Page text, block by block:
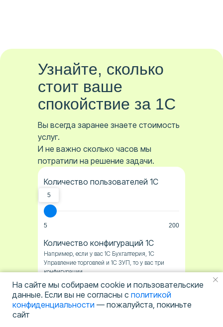
На сайте мы собираем cookie и пользовательские
данные. Если вы не согласны с политикой
конфиденциальности — пожалуйста, покиньте
сайт
Узнайте, сколько
стоит ваше
спокойствие за 1С
Количество пользователей 1С
5
5 200
Количество конфигураций 1С
Например, если у вас 1С Бухгалтерия, 1С
Управление торговлей и 1С ЗУП, то у вас три
конфигурации.
1
Вы всегда заранее знаете стоимость
услуг.
И не важно сколько часов мы
потратили на решение задачи.